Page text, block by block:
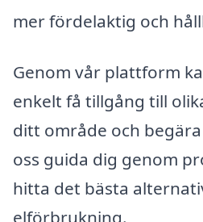
mer fördelaktig och
Genom vår plattform
enkelt få tillgång till
ditt område och
oss guida dig genom
hitta det bästa